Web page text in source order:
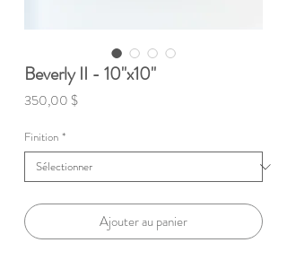
Beverly II - 10"x10"
350,00 $Prix
Finition *
Ajouter au panier